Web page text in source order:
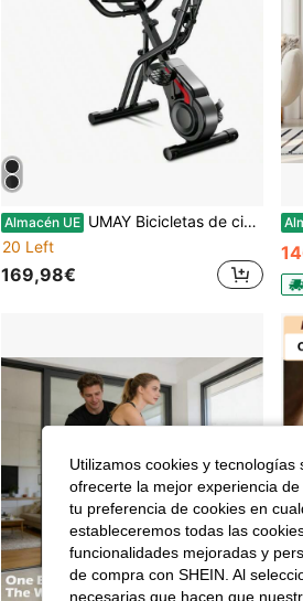
Almacén UE UMAY Bicicletas de ciclismo indoor
20 Left
169,98€
Utilizamos cookies y
ofrecerte la mejor experiencia
tu preferencia de cookies en
estableceremos todas las
funcionalidades mejoradas y
de compra con SHEIN. Al
necesarias que hacen que